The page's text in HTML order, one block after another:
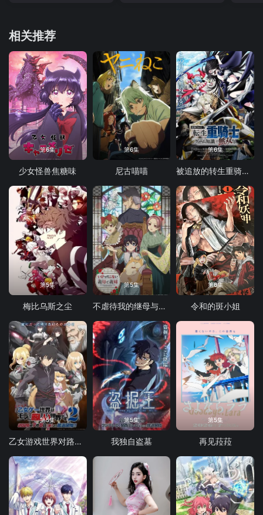
相关推荐
第6集
少女怪兽焦糖味
第6集
尼古喵喵
第6集
被追放的转生重骑士用游戏知识开无双
第5集
梅比乌斯之尘
第5集
不虐待我的继母与继姐
第6集
令和的斑小姐
第5集
乙女游戏世界对路人角色很不友好 第二季
第5集
我独自盗墓
第5集
再见菈菈